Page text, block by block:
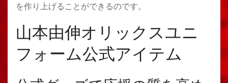
を作り上げることができるのです。
山本由伸オリックスユニ
フォーム公式アイテム